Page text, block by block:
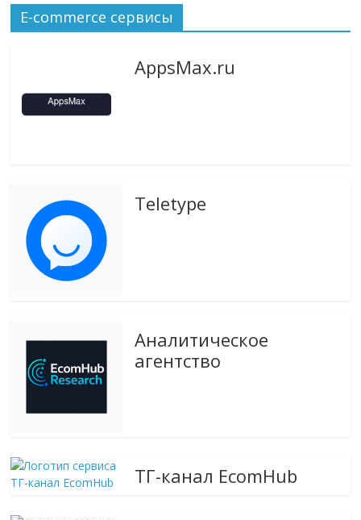
обсудить
эти
E-commerce сервисы
AppsMax.ru
Teletype
Аналитическое
агентство
ТГ-канал EcomHub